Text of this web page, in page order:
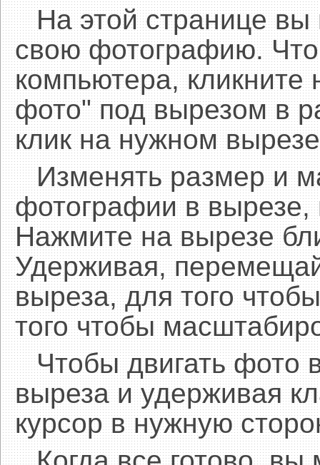
На этой странице вы
свою фотографию.
компьютера, кликните
фото" под вырезом в
клик на нужном
Изменять размер и
фотографии в
Нажмите на вырезе
Удерживая,
выреза, для того
того чтобы
Чтобы двигать фото
выреза и удерживая
курсор в нужную